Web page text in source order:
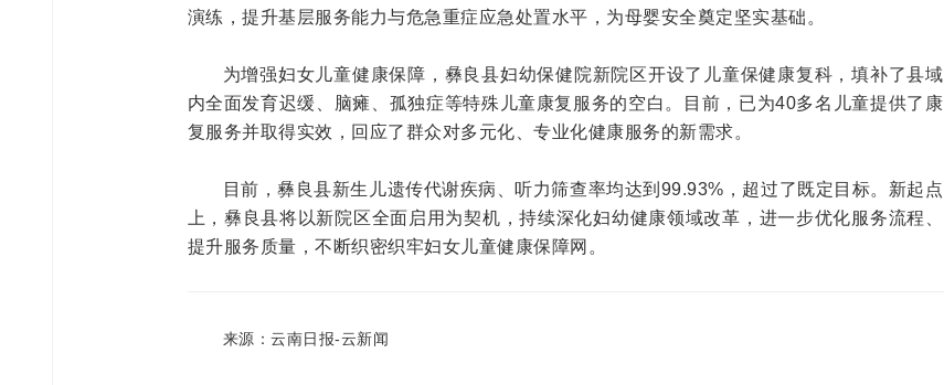
演练，提升基层服务能力与危急重症应急处置水平，为母婴安全奠定坚实基础。
为增强妇女儿童健康保障，彝良县妇幼保健院新院区开设了儿童保健康复科，填补了县域
内全面发育迟缓、脑瘫、孤独症等特殊儿童康复服务的空白。目前，已为40多名儿童提供了康
复服务并取得实效，回应了群众对多元化、专业化健康服务的新需求。
目前，彝良县新生儿遗传代谢疾病、听力筛查率均达到99.93%，超过了既定目标。新起点
上，彝良县将以新院区全面启用为契机，持续深化妇幼健康领域改革，进一步优化服务流程、
提升服务质量，不断织密织牢妇女儿童健康保障网。
来源：云南日报-云新闻